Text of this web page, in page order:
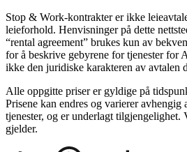
Stop & Work‑kontrakter er ikke
leieforhold. Henvisninger på dette
“rental agreement” brukes kun av
for å beskrive gebyrene for tjenester for
ikke den juridiske karakteren av avtalen
Alle oppgitte priser er gyldige på
Prisene kan endres og varierer
tjenester, og er underlagt tilgjengelighet.
gjelder.